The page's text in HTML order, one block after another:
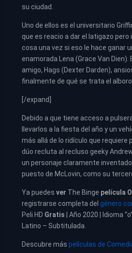
su ciudad.
Uno de ellos es el universitario
que es reacio a dar el latigazo
cosa una vez si eso le hace ganar
enamorada Lena (Grace Van Dien).
amigo, Hags (Dexter Darden),
finalmente de qué se trata el
[/expand]
Debido a que tiene acceso a
llevarlos a la fiesta del año y un
más allá de lo ridículo que requiere
dúo recluta al recluso geeky
un personaje claramente
puesto de McLovin, como su
Ya puedes ver The Binge película
registrarse completa del género
Peli HD Gratis | Año 2020 | Idioma
Latino – Subtitulada.
Descubre más películas de